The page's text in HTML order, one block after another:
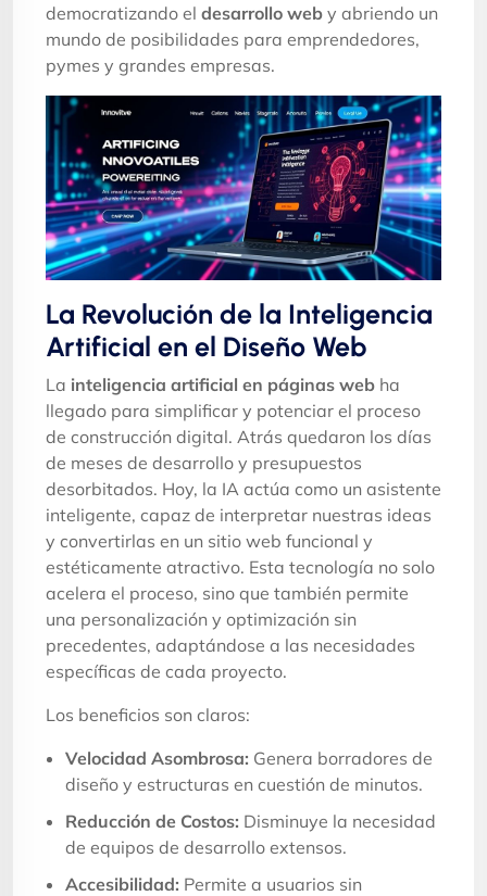
democratizando el desarrollo web y abriendo un
mundo de posibilidades para emprendedores,
pymes y grandes empresas.
La Revolución de la Inteligencia
Artificial en el Diseño Web
La inteligencia artificial en páginas web ha
llegado para simplificar y potenciar el proceso
de construcción digital. Atrás quedaron los días
de meses de desarrollo y presupuestos
desorbitados. Hoy, la IA actúa como un asistente
inteligente, capaz de interpretar nuestras ideas
y convertirlas en un sitio web funcional y
estéticamente atractivo. Esta tecnología no solo
acelera el proceso, sino que también permite
una personalización y optimización sin
precedentes, adaptándose a las necesidades
específicas de cada proyecto.
Los beneficios son claros:
Velocidad Asombrosa: Genera borradores de
diseño y estructuras en cuestión de minutos.
Reducción de Costos: Disminuye la necesidad
de equipos de desarrollo extensos.
Accesibilidad: Permite a usuarios sin